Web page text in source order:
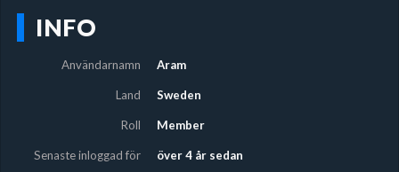
INFO
Användarnamn Aram
Land Sweden
Roll Member
Senaste inloggad för över 4 år sedan